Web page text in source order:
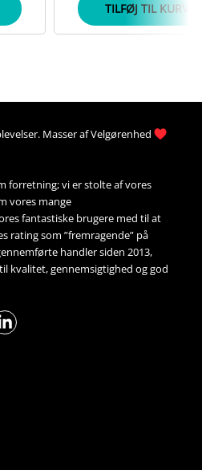
TILFØJ TIL KURV
. Masser af Velgørenhed
forretning; vi er stolte af vores
vores mange
fantastiske brugere med til at
rating som ”fremragende” på
handler siden 2013,
kvalitet, gennemsigtighed og god